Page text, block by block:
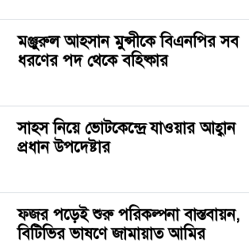
মঞ্জুরুল আহসান মুন্সীকে বিএনপির সব
ধরণের পদ থেকে বহিষ্কার
সাহস নিয়ে ভোটকেন্দ্রে যাওয়ার আহ্বান
প্রধান উপদেষ্টার
ফজর পড়েই শুরু পরিকল্পনা বাস্তবায়ন,
বিটিভির ভাষণে জামায়াত আমির